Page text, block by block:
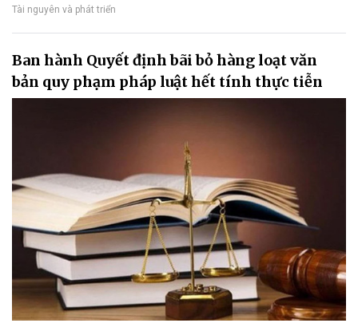
Tài nguyên và phát triển
Ban hành Quyết định bãi bỏ hàng loạt văn
bản quy phạm pháp luật hết tính thực tiễn